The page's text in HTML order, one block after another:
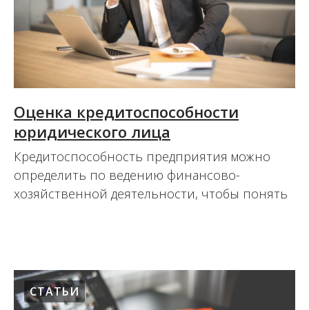
Оценка кредитоспособности
юридического лица
Кредитоспособность предприятия можно
определить по ведению финансово-
хозяйственной деятельности, чтобы понять
СТАТЬИ